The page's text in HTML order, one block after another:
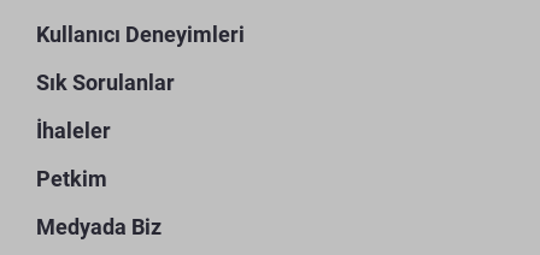
Kullanıcı Deneyimleri
Sık Sorulanlar
İhaleler
Petkim
Medyada Biz